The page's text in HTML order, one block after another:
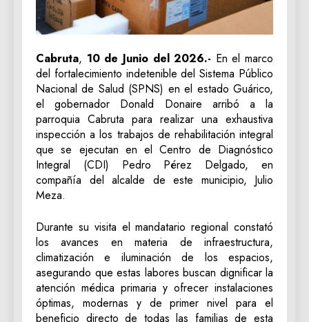
‎Cabruta, 10 de Junio del 2026.- En el marco
del fortalecimiento indetenible del Sistema Público
Nacional de Salud (SPNS) en el estado Guárico,
el gobernador Donald Donaire arribó a la
parroquia Cabruta para realizar una exhaustiva
inspección a los trabajos de rehabilitación integral
que se ejecutan en el Centro de Diagnóstico
Integral (CDI) Pedro Pérez Delgado, en
compañía del alcalde de este municipio, Julio
Meza.
Durante su visita el mandatario regional constató
los avances en materia de infraestructura,
climatización e iluminación de los espacios,
asegurando que estas labores buscan dignificar la
atención médica primaria y ofrecer instalaciones
óptimas, modernas y de primer nivel para el
beneficio directo de todas las familias de esta